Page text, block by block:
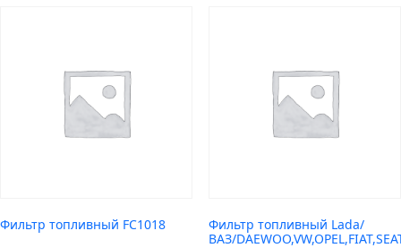
Фильтр топливный FC1018
Фильтр топливный Lada/
ВАЗ/